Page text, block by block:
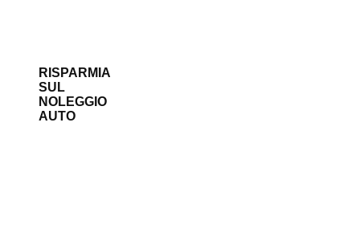
RISPARMIA
SUL
NOLEGGIO
AUTO